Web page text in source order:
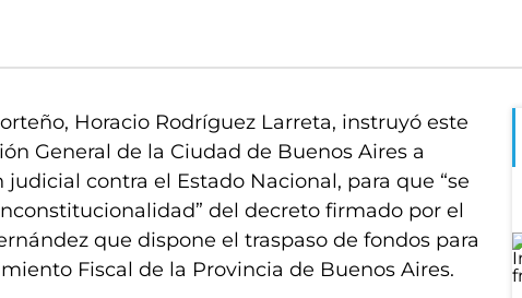
Horacio Rodríguez Larreta, instruyó este
General de la Ciudad de Buenos Aires a
contra el Estado Nacional, para que “se
del decreto firmado por el
que dispone el traspaso de fondos para
Fiscal de la Provincia de Buenos Aires.